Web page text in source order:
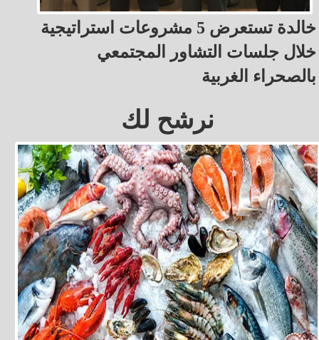
خالدة تستعرض 5 مشروعات استراتيجية
خلال جلسات التشاور المجتمعي
بالصحراء الغربية
نرشح لك